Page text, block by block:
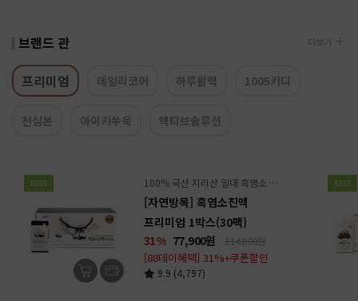
브랜드 관 더보기
프리미엄 데일리코어 하루활력 1005키디
천심본 아이키쑤욱 액티브솔루션
BEST 100% 국산 지리산 일대 흑염소 + 전통원료 23종 배합
[자연방목] 흑염소진액
프리미엄 1박스(30팩)
31% 77,900원 114,000원
[88데이혜택] 31%+쿠폰할인
9.9 (4,797)
BEST